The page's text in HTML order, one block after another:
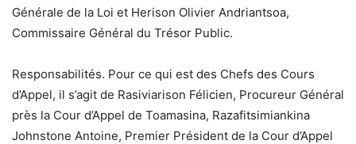
Générale de la Loi et Herison Olivier Andriantsoa,
Commissaire Général du Trésor Public.
Responsabilités. Pour ce qui est des Chefs des Cours
d’Appel, il s’agit de Rasiviarison Félicien, Procureur Général
près la Cour d’Appel de Toamasina, Razafitsimiankina
Johnstone Antoine, Premier Président de la Cour d’Appel